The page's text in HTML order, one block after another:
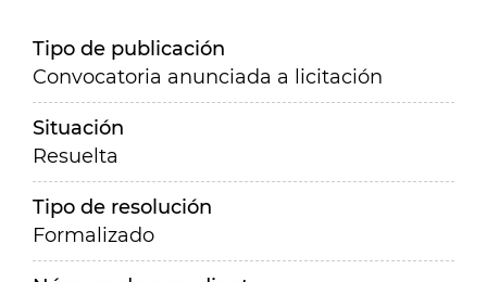
Tipo de publicación
Convocatoria anunciada a licitación
Situación
Resuelta
Tipo de resolución
Formalizado